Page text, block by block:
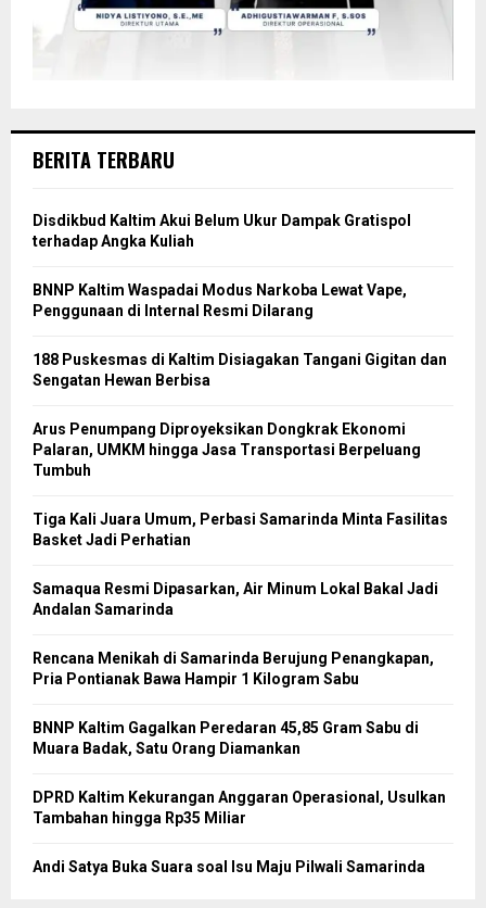
BERITA TERBARU
Disdikbud Kaltim Akui Belum Ukur Dampak Gratispol
terhadap Angka Kuliah
BNNP Kaltim Waspadai Modus Narkoba Lewat Vape,
Penggunaan di Internal Resmi Dilarang
188 Puskesmas di Kaltim Disiagakan Tangani Gigitan dan
Sengatan Hewan Berbisa
Arus Penumpang Diproyeksikan Dongkrak Ekonomi
Palaran, UMKM hingga Jasa Transportasi Berpeluang
Tumbuh
Tiga Kali Juara Umum, Perbasi Samarinda Minta Fasilitas
Basket Jadi Perhatian
Samaqua Resmi Dipasarkan, Air Minum Lokal Bakal Jadi
Andalan Samarinda
Rencana Menikah di Samarinda Berujung Penangkapan,
Pria Pontianak Bawa Hampir 1 Kilogram Sabu
BNNP Kaltim Gagalkan Peredaran 45,85 Gram Sabu di
Muara Badak, Satu Orang Diamankan
DPRD Kaltim Kekurangan Anggaran Operasional, Usulkan
Tambahan hingga Rp35 Miliar
Andi Satya Buka Suara soal Isu Maju Pilwali Samarinda